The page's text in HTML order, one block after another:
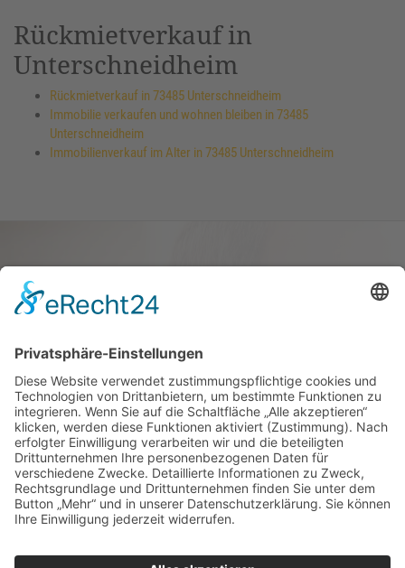
Rückmietverkauf in
Unterschneidheim
Rückmietverkauf in 73485 Unterschneidheim
Immobilie verkaufen und wohnen bleiben in 73485
Unterschneidheim
Immobilienverkauf im Alter in 73485 Unterschneidheim
verkaufen und darin
wohnen bleiben
Verkaufen Sie Ihr Haus oder Ihre
Eigen­tums­woh­nung und bleiben Sie
darin wohnen.
Jetzt Ermittlung starten »